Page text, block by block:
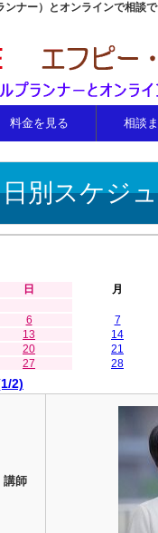
ナー）とオンラインで相談
料金を見る 相談
日別スケジ
日 月
6
7
13
14
20
21
27
28
2)
講師